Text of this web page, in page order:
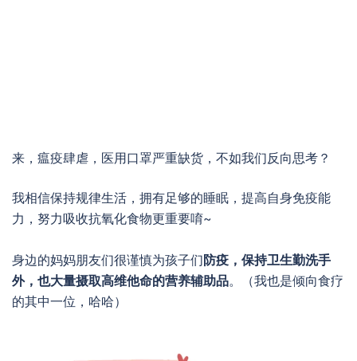
来，瘟疫肆虐，医用口罩严重缺货，不如我们反向思考？
我相信保持规律生活，拥有足够的睡眠，提高自身免疫能
力，努力吸收抗氧化食物更重要唷~
身边的妈妈朋友们很谨慎为孩子们防疫，保持卫生勤洗手
外，也大量摄取高维他命的营养辅助品。（我也是倾向食疗
的其中一位，哈哈）